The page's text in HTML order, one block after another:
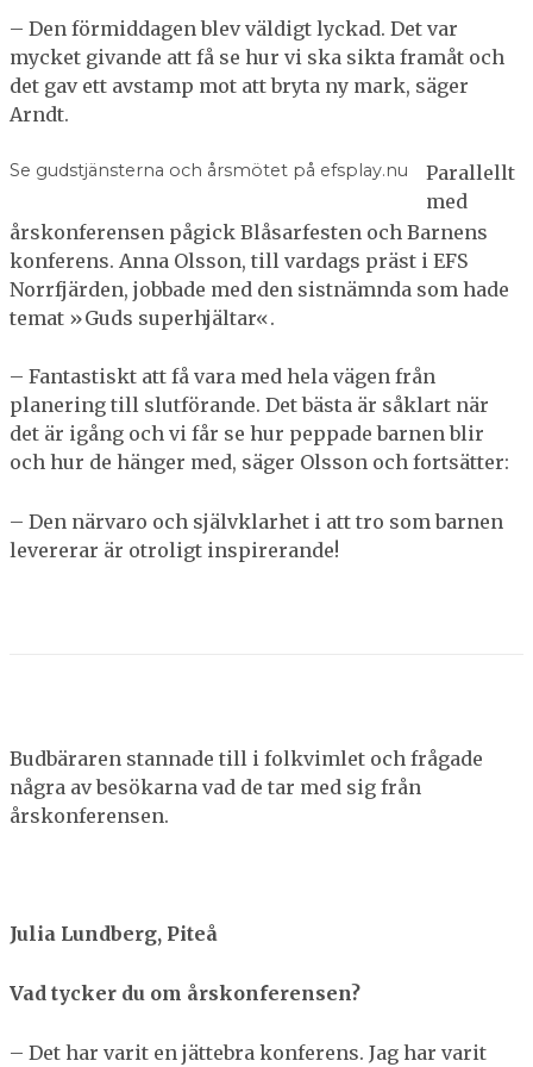
– Den förmiddagen blev väldigt lyckad. Det var
mycket givande att få se hur vi ska sikta framåt och
det gav ett avstamp mot att bryta ny mark, säger
Arndt.
Se gudstjänsterna och årsmötet på efsplay.nu
Parallellt
med
årskonferensen pågick Blåsarfesten och Barnens
konferens. Anna Olsson, till vardags präst i EFS
Norrfjärden, jobbade med den sistnämnda som hade
temat »Guds superhjältar«.
– Fantastiskt att få vara med hela vägen från
planering till slutförande. Det bästa är såklart när
det är igång och vi får se hur peppade barnen blir
och hur de hänger med, säger Olsson och fortsätter:
– Den närvaro och självklarhet i att tro som barnen
levererar är otroligt inspirerande!
Budbäraren stannade till i folkvimlet och frågade
några av besökarna vad de tar med sig från
årskonferensen.
Julia Lundberg, Piteå
Vad tycker du om årskonferensen?
– Det har varit en jättebra konferens. Jag har varit